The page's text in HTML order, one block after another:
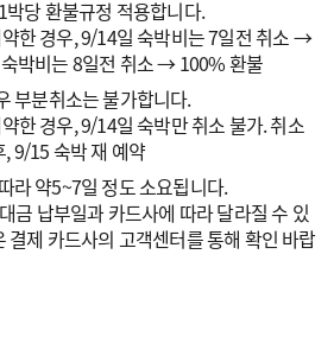
당 환불규정 적용합니다.
한 경우, 9/14일 숙박비는 7일전 취소 →
박비는 8일전 취소 → 100% 환불
부분취소는 불가합니다.
한 경우, 9/14일 숙박만 취소 불가. 취소
9/15 숙박 재 예약
라 약5~7일 정도 소요됩니다.
금 납부일과 카드사에 따라 달라질 수 있
결제 카드사의 고객센터를 통해 확인 바랍